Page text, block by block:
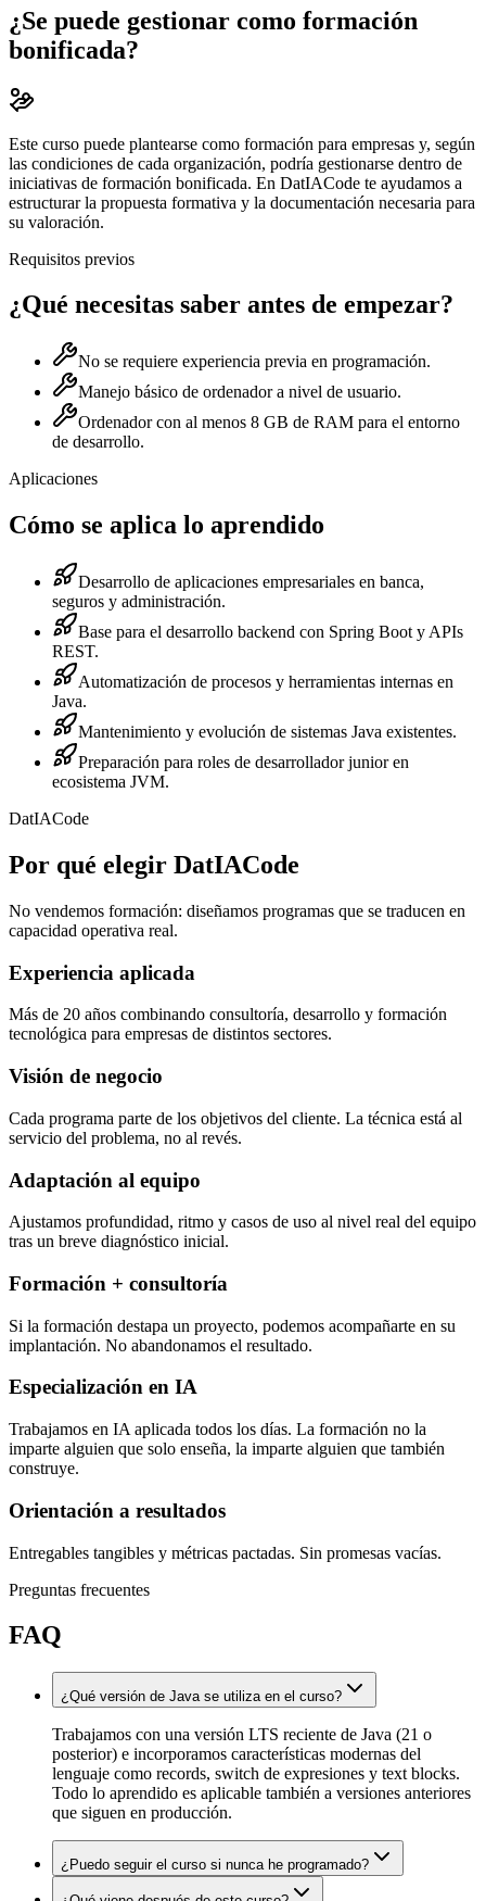
¿Se puede gestionar como formación
bonificada?
Este curso puede plantearse como formación para empresas y, según
las condiciones de cada organización, podría gestionarse dentro de
iniciativas de formación bonificada. En DatIACode te ayudamos a
estructurar la propuesta formativa y la documentación necesaria para
su valoración.
Requisitos previos
¿Qué necesitas saber antes de empezar?
No se requiere experiencia previa en programación.
Manejo básico de ordenador a nivel de usuario.
Ordenador con al menos 8 GB de RAM para el entorno
de desarrollo.
Aplicaciones
Cómo se aplica lo aprendido
Desarrollo de aplicaciones empresariales en banca,
seguros y administración.
Base para el desarrollo backend con Spring Boot y APIs
REST.
Automatización de procesos y herramientas internas en
Java.
Mantenimiento y evolución de sistemas Java existentes.
Preparación para roles de desarrollador junior en
ecosistema JVM.
DatIACode
Por qué elegir DatIACode
No vendemos formación: diseñamos programas que se traducen en
capacidad operativa real.
Experiencia aplicada
Más de 20 años combinando consultoría, desarrollo y formación
tecnológica para empresas de distintos sectores.
Visión de negocio
Cada programa parte de los objetivos del cliente. La técnica está al
servicio del problema, no al revés.
Adaptación al equipo
Ajustamos profundidad, ritmo y casos de uso al nivel real del equipo
tras un breve diagnóstico inicial.
Formación + consultoría
Si la formación destapa un proyecto, podemos acompañarte en su
implantación. No abandonamos el resultado.
Especialización en IA
Trabajamos en IA aplicada todos los días. La formación no la
imparte alguien que solo enseña, la imparte alguien que también
construye.
Orientación a resultados
Entregables tangibles y métricas pactadas. Sin promesas vacías.
Preguntas frecuentes
FAQ
¿Qué versión de Java se utiliza en el curso?
Trabajamos con una versión LTS reciente de Java (21 o
posterior) e incorporamos características modernas del
lenguaje como records, switch de expresiones y text blocks.
Todo lo aprendido es aplicable también a versiones anteriores
que siguen en producción.
¿Puedo seguir el curso si nunca he programado?